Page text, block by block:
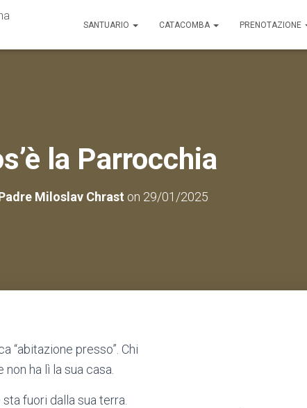
SANTUARIO CATACOMBA PRENOTAZIONE
la Parrocchia
Miloslav Chrast on 29/01/2025
“abitazione presso”. Chi
ha lì la sua casa.
fuori dalla sua terra.